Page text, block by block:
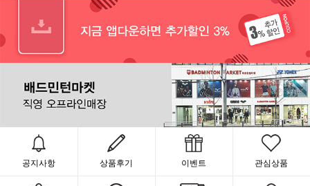
공지사항 상품후기 이벤트 관심상품